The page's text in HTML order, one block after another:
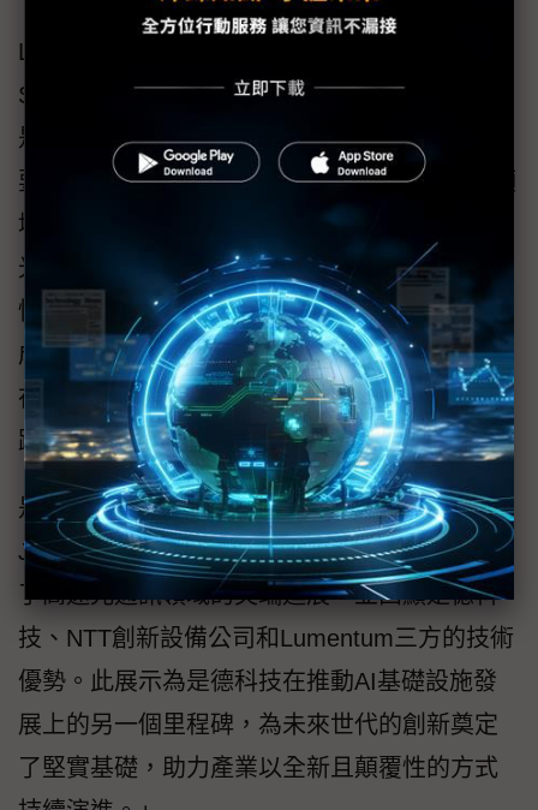
Lumentum雲端與網路平台首席技術長Matthew
Sysak博士表示，「實現448 Gbps的傳輸速度
是推動AI驅動雲端基礎設施中光互連技術的重
要里程碑。這項合作凸顯Lumentum在光子學領
域的專業技術，也體現了我們致力於提供頂尖
光學元件的承諾，以支援AI和雲端資料中心的
快速擴展。由於AI和ML應用需要即時處理不斷
成長的資料集，我們的高效能外部調製雷射將
在實現更快、更高效且具擴展性的資料中心網
路方面發揮關鍵作用。」
是德科技網路和資料中心解決方案副總裁
Joachim Peerlings博士表示，「這項合作展示
了高速光通訊領域的尖端進展，並凸顯是德科
技、NTT創新設備公司和Lumentum三方的技術
優勢。此展示為是德科技在推動AI基礎設施發
展上的另一個里程碑，為未來世代的創新奠定
了堅實基礎，助力產業以全新且顛覆性的方式